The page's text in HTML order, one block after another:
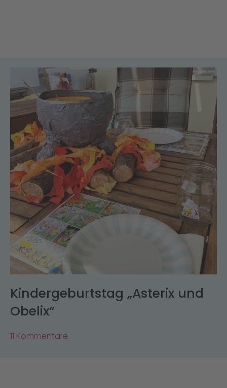
Kindergeburtstag „Asterix und
Obelix“
11 Kommentare